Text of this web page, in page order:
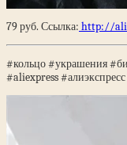
79 руб. Ссылка: http://
#кольцо #украшения
#aliexpress